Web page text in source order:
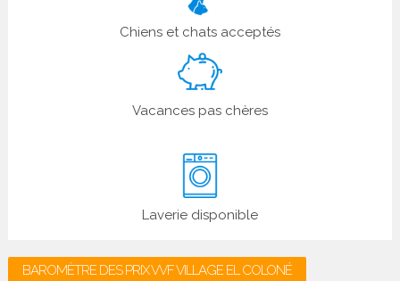
Chiens et chats acceptés
Vacances pas chères
Laverie disponible
BAROMÈTRE DES PRIX VVF VILLAGE EL COLONÉ